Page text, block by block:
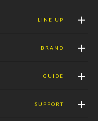
LINE UP
BRAND
GUIDE
SUPPORT